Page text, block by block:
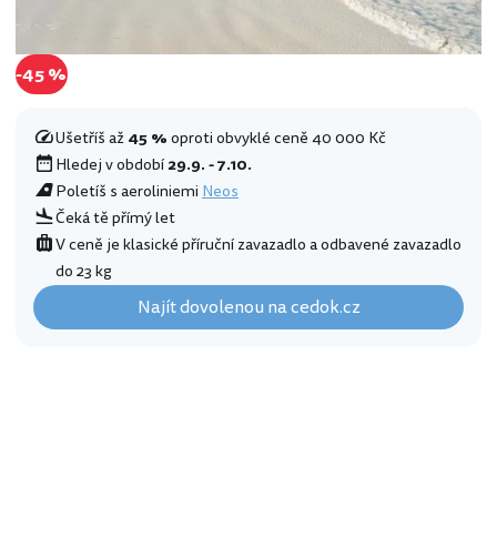
-45 %
Ušetříš až45 %oproti obvyklé ceně 40 000 Kč
Hledej v období29.9. - 7.10.
Poletíš s aeroliniemi Neos
Čeká tě přímý let
V ceně je klasické příruční zavazadlo a odbavené zavazadlo
do 23 kg
Najít dovolenou na cedok.cz